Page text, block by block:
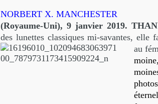
NORBERT X. MANCHESTER
(Royaume-Uni), 9 janvier 2019.
des lunettes classiques mi-savantes, elle
au